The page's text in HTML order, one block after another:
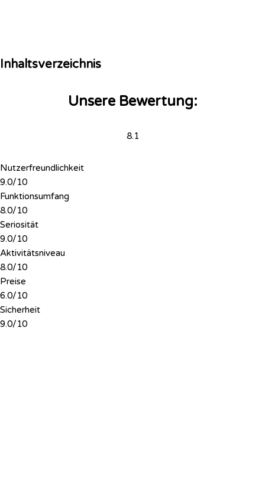
Inhaltsverzeichnis
Unsere Bewertung:
8.1
Nutzerfreundlichkeit
9.0/10
Funktionsumfang
8.0/10
Seriosität
9.0/10
Aktivitätsniveau
8.0/10
Preise
6.0/10
Sicherheit
9.0/10